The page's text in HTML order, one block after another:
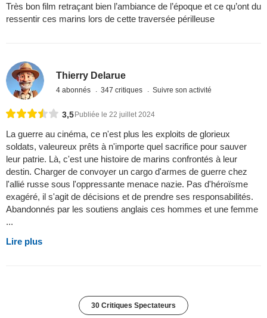
Très bon film retraçant bien l’ambiance de l’époque et ce qu’ont du
ressentir ces marins lors de cette traversée périlleuse
Thierry Delarue
4 abonnés 347 critiques Suivre son activité
3,5 Publiée le 22 juillet 2024
La guerre au cinéma, ce n'est plus les exploits de glorieux
soldats, valeureux prêts à n'importe quel sacrifice pour sauver
leur patrie. Là, c'est une histoire de marins confrontés à leur
destin. Charger de convoyer un cargo d'armes de guerre chez
l'allié russe sous l'oppressante menace nazie. Pas d'héroïsme
exagéré, il s'agit de décisions et de prendre ses responsabilités.
Abandonnés par les soutiens anglais ces hommes et une femme
...
Lire plus
30 Critiques Spectateurs